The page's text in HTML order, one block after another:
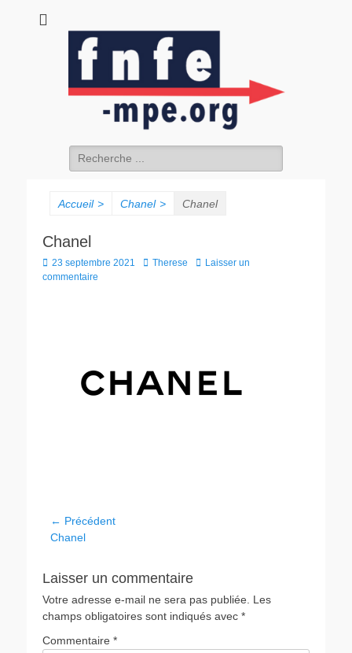
fnfe-mpe.org
Accueil > Chanel > Chanel
Chanel
23 septembre 2021 Therese
Laisser un
commentaire
← Précédent
Chanel
Laisser un commentaire
Votre adresse e-mail ne sera pas publiée.
Les
champs obligatoires sont indiqués avec *
Commentaire *